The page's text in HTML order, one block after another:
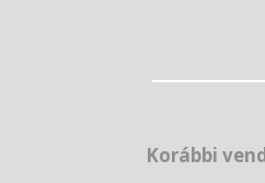
Korábbi